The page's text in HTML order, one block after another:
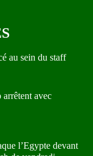
au sein du staff
avec
l’Egypte devant